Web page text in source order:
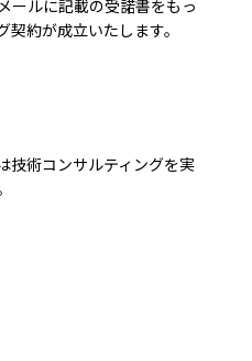
ールに記載の受諾書をもっ
約が成立いたします。
技術コンサルティングを実